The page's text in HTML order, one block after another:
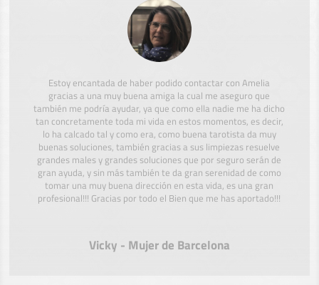
Estoy encantada de haber podido contactar con Amelia
gracias a una muy buena amiga la cual me aseguro que
también me podría ayudar, ya que como ella nadie me ha dicho
tan concretamente toda mi vida en estos momentos, es decir,
lo ha calcado tal y como era, como buena tarotista da muy
buenas soluciones, también gracias a sus limpiezas resuelve
grandes males y grandes soluciones que por seguro serán de
gran ayuda, y sin más también te da gran serenidad de como
tomar una muy buena dirección en esta vida, es una gran
profesional!!! Gracias por todo el Bien que me has aportado!!!
Vicky - Mujer de Barcelona